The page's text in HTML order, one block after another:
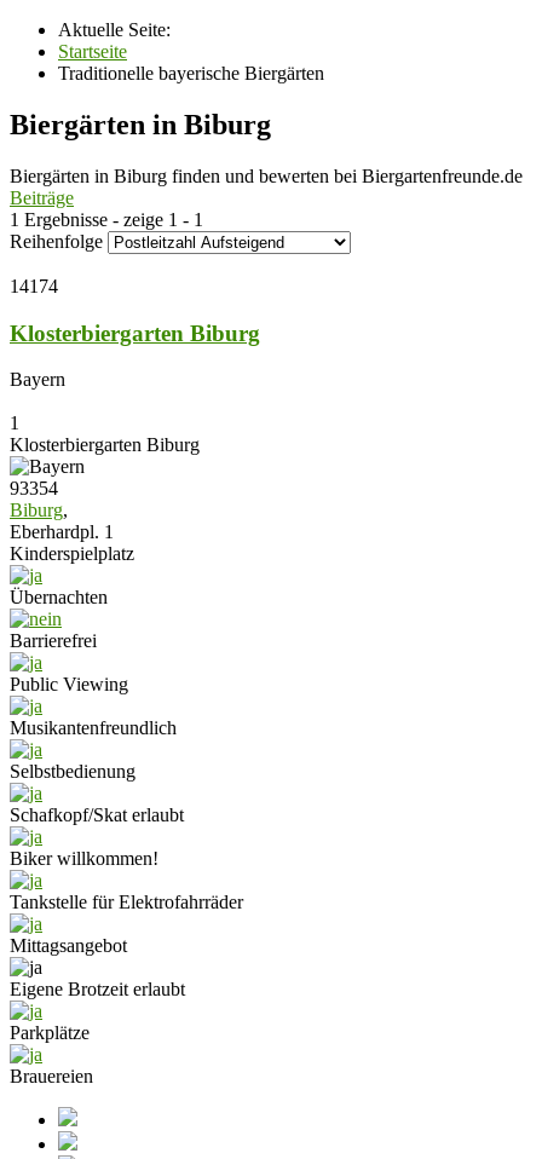
Aktuelle Seite:
Startseite
Traditionelle bayerische Biergärten
Biergärten in Biburg
Biergärten in Biburg finden und bewerten bei Biergartenfreunde.de
Beiträge
1 Ergebnisse - zeige 1 - 1
Reihenfolge
14174
Klosterbiergarten Biburg
Bayern
1
Klosterbiergarten Biburg
93354
Biburg,
Eberhardpl. 1
Kinderspielplatz
Übernachten
Barrierefrei
Public Viewing
Musikantenfreundlich
Selbstbedienung
Schafkopf/Skat erlaubt
Biker willkommen!
Tankstelle für Elektrofahrräder
Mittagsangebot
Eigene Brotzeit erlaubt
Parkplätze
Brauereien